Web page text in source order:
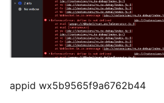
appid wx5b9565f9a6762b44